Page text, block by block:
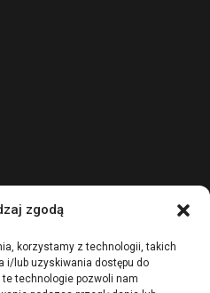
zgodą
korzystamy z technologii, takich
i/lub uzyskiwania dostępu do
technologie pozwoli nam